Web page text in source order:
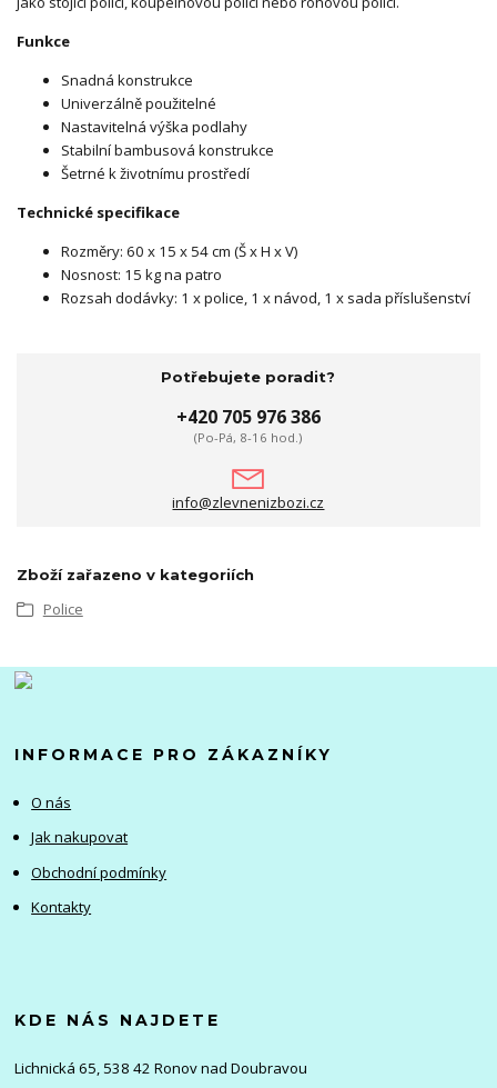
Funkce
Snadná konstrukce
Univerzálně použitelné
Nastavitelná výška podlahy
Stabilní bambusová konstrukce
Šetrné k životnímu prostředí
Technické specifikace
Rozměry: 60 x 15 x 54 cm (Š x H x V)
Nosnost: 15 kg na patro
Rozsah dodávky: 1 x police, 1 x návod, 1 x sada příslušenství
Potřebujete poradit?
+420 705 976 386
(Po-Pá, 8-16 hod.)
info@zlevnenizbozi.cz
Zboží zařazeno v kategoriích
Police
INFORMACE PRO ZÁKAZNÍKY
O nás
Jak nakupovat
Obchodní podmínky
Kontakty
KDE NÁS NAJDETE
Lichnická 65, 538 42 Ronov nad Doubravou